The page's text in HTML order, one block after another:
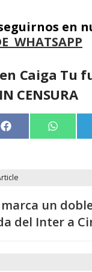
en
WHATSAPP
Caiga Tu
CENSURA
Compartir
en
Facebook
en
un
del Inter a